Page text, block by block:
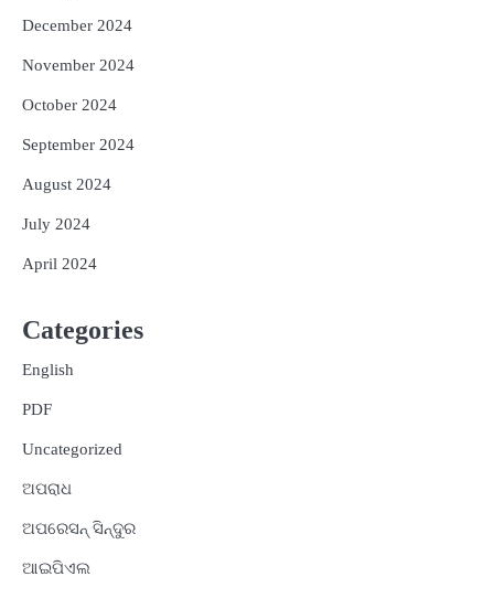
December 2024
November 2024
October 2024
September 2024
August 2024
July 2024
April 2024
Categories
English
PDF
Uncategorized
ଅପରାଧ
ଅପରେସନ୍ ସିନ୍ଦୁର
ଆଇପିଏଲ